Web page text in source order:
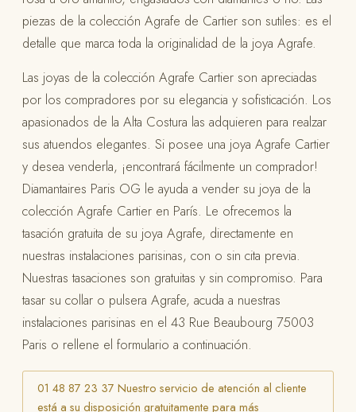
piezas de la colección Agrafe de Cartier son sutiles: es el
detalle que marca toda la originalidad de la joya Agrafe.
Las joyas de la colección Agrafe Cartier son apreciadas
por los compradores por su elegancia y sofisticación. Los
apasionados de la Alta Costura las adquieren para realzar
sus atuendos elegantes. Si posee una joya Agrafe Cartier
y desea venderla, ¡encontrará fácilmente un comprador!
Diamantaires Paris OG le ayuda a vender su joya de la
colección Agrafe Cartier en París. Le ofrecemos la
tasación gratuita de su joya Agrafe, directamente en
nuestras instalaciones parisinas, con o sin cita previa.
Nuestras tasaciones son gratuitas y sin compromiso. Para
tasar su collar o pulsera Agrafe, acuda a nuestras
instalaciones parisinas en el 43 Rue Beaubourg 75003
Paris o rellene el formulario a continuación.
01 48 87 23 37 Nuestro servicio de atención al cliente
está a su disposición gratuitamente para más